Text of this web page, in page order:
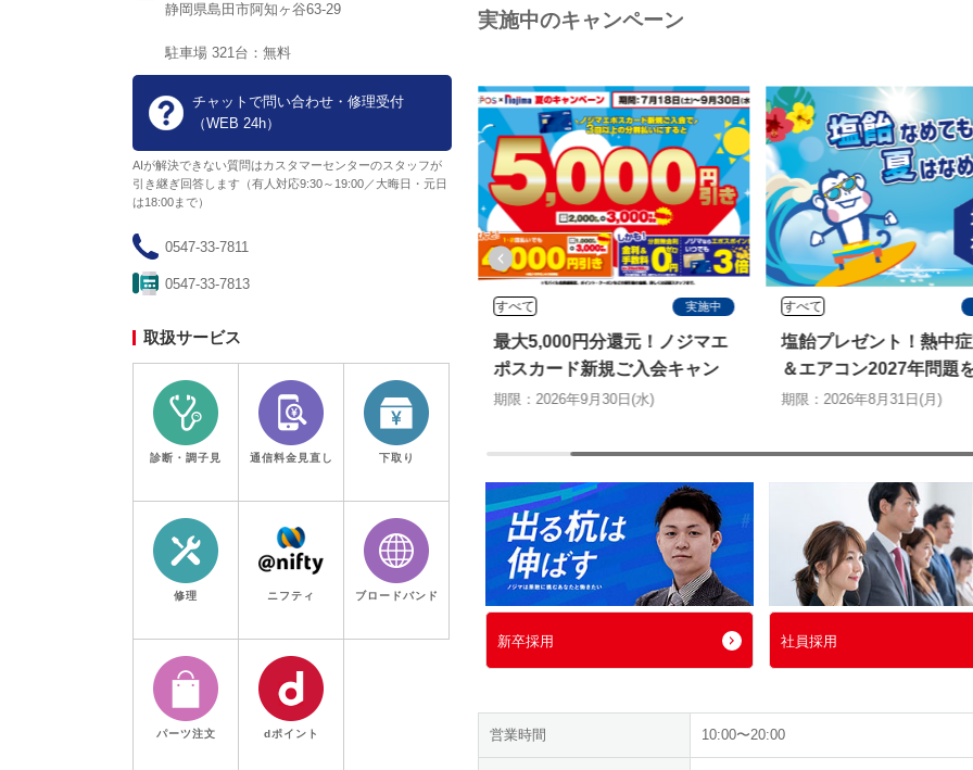
静岡県島田市阿知ヶ谷63-29
駐車場 321台：無料
チャットで問い合わせ・修理受付
（WEB 24h）
AIが解決できない質問はカスタマーセンターのスタッフが
引き継ぎ回答します（有人対応9:30～19:00／大晦日・元日
は18:00まで）
0547-33-7811
0547-33-7813
取扱サービス
診断・調子見 通信料金見直し 下取り
修理 ニフティ ブロードバンド
パーツ注文 dポイント
実施中のキャンペーン
ノジマのチラシ
すべて 実施中
最大5,000円分還元！ノジマエ
ポスカード新規ご入会キャン
ペーン
期限：2026年9月30日(水)
すべて
塩飴プレゼント！熱中
＆エアコン2027年問題
切る特別キャンペーン
期限：2026年8月31日(月)
新卒採用 社員採用
営業時間 10:00〜20:00